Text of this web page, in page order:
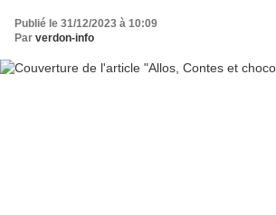
Publié le 31/12/2023 à 10:09
Par verdon-info